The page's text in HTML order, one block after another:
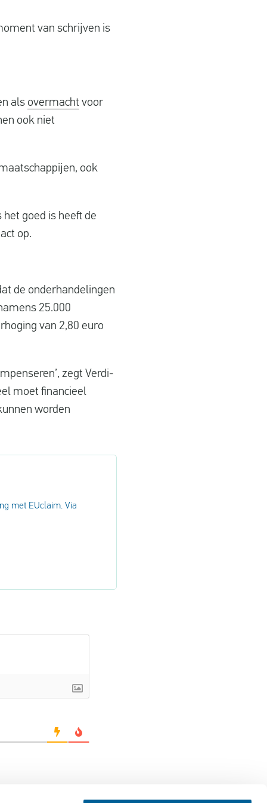
van schrijven is
als overmacht voor
ook niet
ook
goed is heeft de
op.
de onderhandelingen
25.000
van 2,80 euro
zegt Verdi-
moet financieel
worden
met EUclaim. Via